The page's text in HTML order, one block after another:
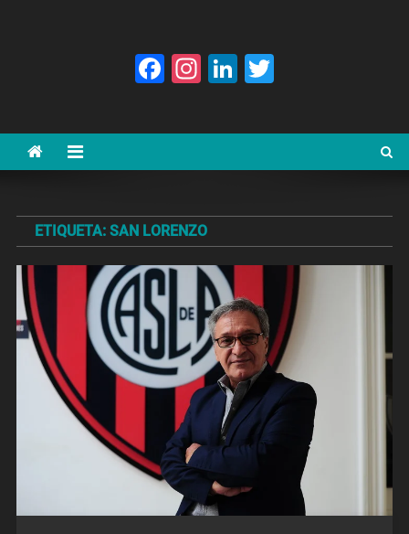
Facebook
Instagram
LinkedIn
ETIQUETA: SAN LORENZO